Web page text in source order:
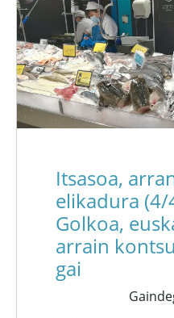
Itsasoa,
elikadura (4/
Golkoa,
arrain
gai